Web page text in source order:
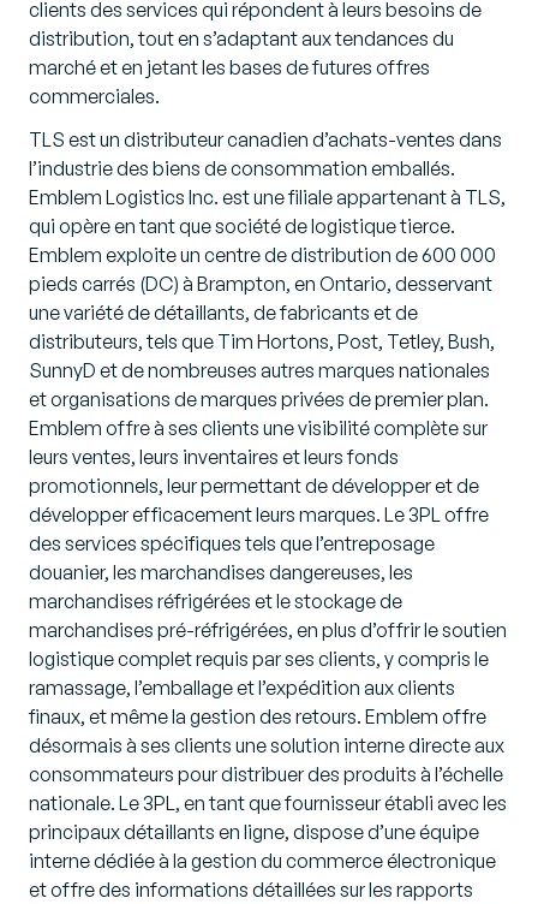
clients des services qui répondent à leurs besoins de
distribution, tout en s’adaptant aux tendances du
marché et en jetant les bases de futures offres
commerciales.
TLS est un distributeur canadien d’achats-ventes dans
l’industrie des biens de consommation emballés.
Emblem Logistics Inc. est une filiale appartenant à TLS,
qui opère en tant que société de logistique tierce.
Emblem exploite un centre de distribution de 600 000
pieds carrés (DC) à Brampton, en Ontario, desservant
une variété de détaillants, de fabricants et de
distributeurs, tels que Tim Hortons, Post, Tetley, Bush,
SunnyD et de nombreuses autres marques nationales
et organisations de marques privées de premier plan.
Emblem offre à ses clients une visibilité complète sur
leurs ventes, leurs inventaires et leurs fonds
promotionnels, leur permettant de développer et de
développer efficacement leurs marques. Le 3PL offre
des services spécifiques tels que l’entreposage
douanier, les marchandises dangereuses, les
marchandises réfrigérées et le stockage de
marchandises pré-réfrigérées, en plus d’offrir le soutien
logistique complet requis par ses clients, y compris le
ramassage, l’emballage et l’expédition aux clients
finaux, et même la gestion des retours. Emblem offre
désormais à ses clients une solution interne directe aux
consommateurs pour distribuer des produits à l’échelle
nationale. Le 3PL, en tant que fournisseur établi avec les
principaux détaillants en ligne, dispose d’une équipe
interne dédiée à la gestion du commerce électronique
et offre des informations détaillées sur les rapports